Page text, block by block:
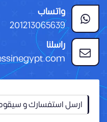
واتساب
201213065639
راسلنا
ارسل استفسارك و سيقوم